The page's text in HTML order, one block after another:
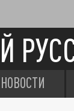
НОВОСТИ